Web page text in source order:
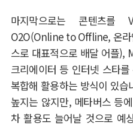
마지막으로는 콘텐츠
O2O(Online to Offline, 온라
스로 대표적으로 배달 어플
크리에이터 등 인터넷 스타
복합해 활용하는 방식이 있
높지는 않지만, 메타버스 등
차 활용도 늘어날 것으로 예